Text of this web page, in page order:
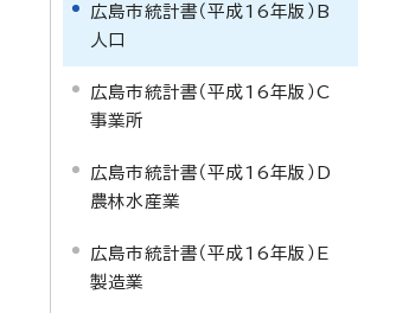
広島市統計書（平成16年版）B
人口
広島市統計書（平成16年版）C
事業所
広島市統計書（平成16年版）D
農林水産業
広島市統計書（平成16年版）E
製造業